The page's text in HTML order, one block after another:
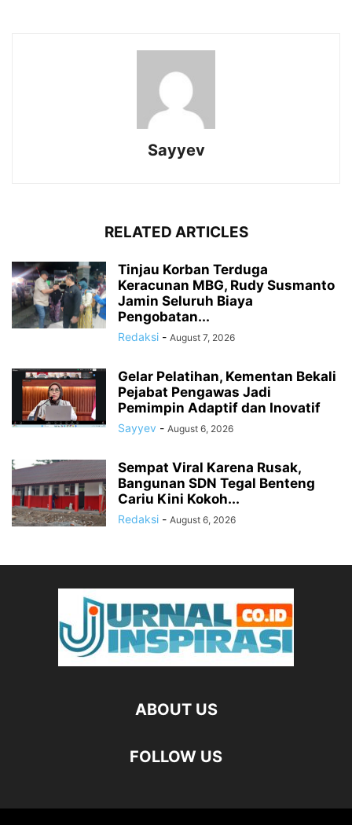
Sayyev
RELATED ARTICLES
Tinjau Korban Terduga
Keracunan MBG, Rudy Susmanto
Jamin Seluruh Biaya
Pengobatan...
Redaksi - August 7, 2026
Gelar Pelatihan, Kementan Bekali
Pejabat Pengawas Jadi
Pemimpin Adaptif dan Inovatif
Sayyev - August 6, 2026
Sempat Viral Karena Rusak,
Bangunan SDN Tegal Benteng
Cariu Kini Kokoh...
Redaksi - August 6, 2026
ABOUT US
FOLLOW US